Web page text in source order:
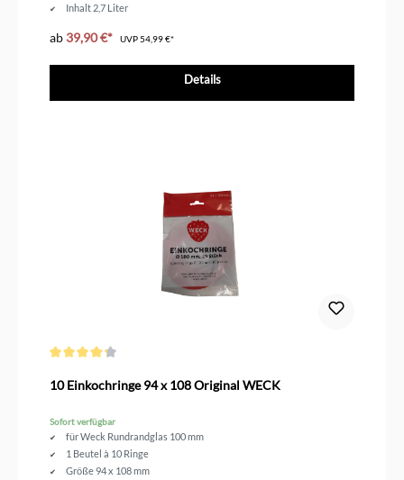
Inhalt 2,7 Liter
ab 39,90 €* UVP 54,99 €*
Details
10 Einkochringe 94 x 108 Original WECK
Sofort verfügbar
für Weck Rundrandglas 100 mm
1 Beutel à 10 Ringe
Größe 94 x 108 mm